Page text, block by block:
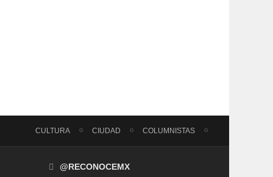
CULTURA CIUDAD COLUMNISTAS
@RECONOCEMX